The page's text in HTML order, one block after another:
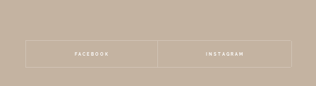
FACEBOOK INSTAGRAM